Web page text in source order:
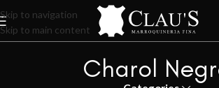
Skip to navigation
Skip to main content
Charol